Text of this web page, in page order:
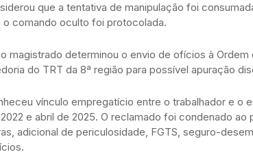
que a tentativa de manipulação foi
comando oculto foi protocolada.
magistrado determinou o envio de ofícios à Ordem
do TRT da 8ª região para possível apuração
vínculo empregatício entre o trabalhador e o
e abril de 2025. O reclamado foi condenado ao
adicional de periculosidade, FGTS, seguro-